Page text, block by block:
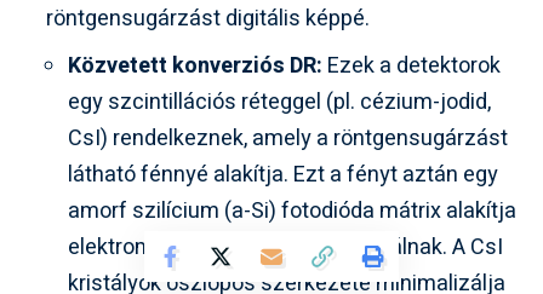
röntgensugárzást digitális képpé.
Közvetett konverziós DR: Ezek a detektorok
egy szcintillációs réteggel (pl. cézium-jodid,
CsI) rendelkeznek, amely a röntgensugárzást
látható fénnyé alakítja. Ezt a fényt aztán egy
amorf szilícium (a-Si) fotodióda mátrix alakítja
elektromos jellé, amelyet digitalizálnak. A CsI
kristályok oszlopos szerkezete minimalizálja